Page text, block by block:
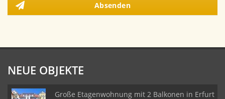
Absenden
NEUE OBJEKTE
Große Etagenwohnung mit 2 Balkonen in Erfurt